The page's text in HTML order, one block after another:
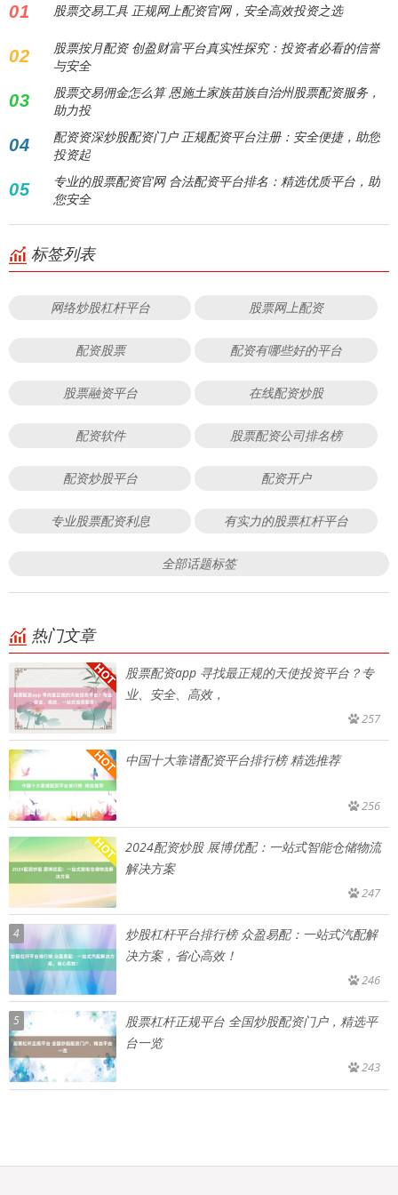
01 股票交易工具 正规网上配资官网，安全高效投资之选
02
股票按月配资 创盈财富平台真实性探究：投资者必看的信誉
与安全
03
股票交易佣金怎么算 恩施土家族苗族自治州股票配资服务，
助力投
04
配资资深炒股配资门户 正规配资平台注册：安全便捷，助您
投资起
05
专业的股票配资官网 合法配资平台排名：精选优质平台，助
您安全
标签列表
网络炒股杠杆平台 股票网上配资
配资股票 配资有哪些好的平台
股票融资平台 在线配资炒股
配资软件 股票配资公司排名榜
配资炒股平台 配资开户
专业股票配资利息 有实力的股票杠杆平台
全部话题标签
热门文章
股票配资app 寻找最正规的天使投资平台？专
业、安全、高效，
257
中国十大靠谱配资平台排行榜 精选推荐
256
2024配资炒股 展博优配：一站式智能仓储物流
解决方案
247
4
炒股杠杆平台排行榜 众盈易配：一站式汽配解
决方案，省心高效！
246
5
股票杠杆正规平台 全国炒股配资门户，精选平
台一览
243